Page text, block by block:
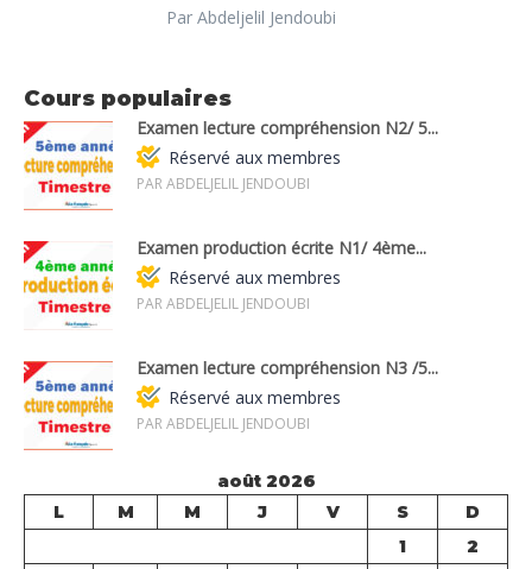
Par Abdeljelil Jendoubi
Cours populaires
Examen lecture compréhension N2/ 5...
Réservé aux membres
PAR ABDELJELIL JENDOUBI
Examen production écrite N1/ 4ème...
Réservé aux membres
PAR ABDELJELIL JENDOUBI
Examen lecture compréhension N3 /5...
Réservé aux membres
PAR ABDELJELIL JENDOUBI
août 2026
L
M M J V S
D
1
2